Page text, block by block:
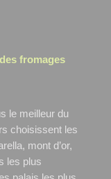
fromages
le meilleur du
choisissent les
mont d’or,
les plus